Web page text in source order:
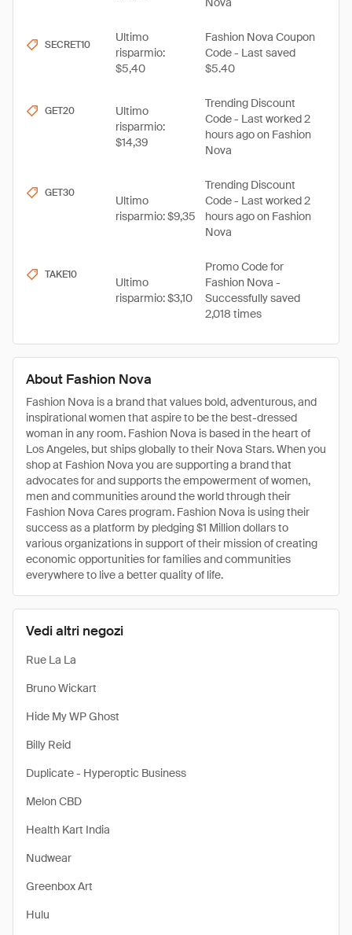
About Fashion Nova
Fashion Nova is a brand that values bold, adventurous, and
inspirational women that aspire to be the best-dressed
woman in any room. Fashion Nova is based in the heart of
Los Angeles, but ships globally to their Nova Stars. When you
shop at Fashion Nova you are supporting a brand that
advocates for and supports the empowerment of women,
men and communities around the world through their
Fashion Nova Cares program. Fashion Nova is using their
success as a platform by pledging $1 Million dollars to
various organizations in support of their mission of creating
economic opportunities for families and communities
everywhere to live a better quality of life.
Vedi altri negozi
Rue La La
Bruno Wickart
Hide My WP Ghost
Billy Reid
Duplicate - Hyperoptic Business
Melon CBD
Health Kart India
Nudwear
Greenbox Art
Hulu
SECRET10
Ultimo
risparmio:
$5,40
Fashion Nova Coupon
Code - Last saved
$5.40
GET20
Ultimo
risparmio:
$14,39
Trending Discount
Code - Last worked 2
hours ago on Fashion
Nova
GET30
Ultimo
risparmio: $9,35
Trending Discount
Code - Last worked 2
hours ago on Fashion
Nova
TAKE10
Ultimo
risparmio: $3,10
Promo Code for
Fashion Nova -
Successfully saved
2,018 times